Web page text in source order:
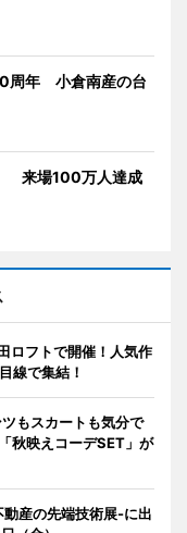
周年 小倉南産の台
来場100万人達成
ロフトで開催！人気作
線で集結！
もスカートも気分で
秋映えコーデSET」が
産の先端技術展-に出